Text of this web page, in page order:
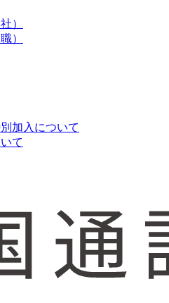
）
）
加入について
て